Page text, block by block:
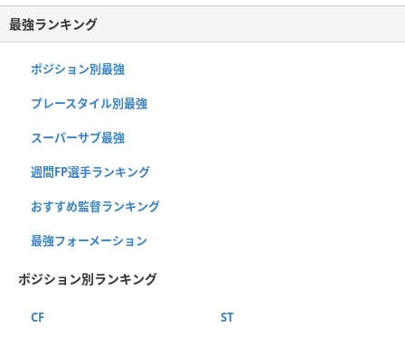
最強ランキング
ポジション別最強
プレースタイル別最強
スーパーサブ最強
週間FP選手ランキング
おすすめ監督ランキング
最強フォーメーション
ポジション別ランキング
CF ST